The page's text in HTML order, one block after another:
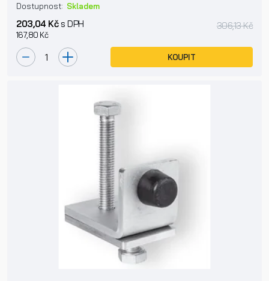
Dostupnost: Skladem
203,04 Kčs DPH
167,80 Kč
306,13 Kč
KOUPIT